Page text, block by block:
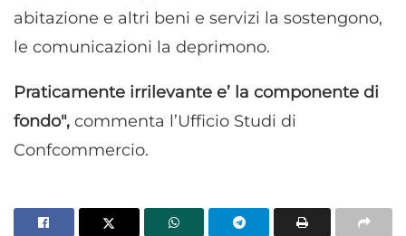
abitazione e altri beni e servizi la sostengono,
le comunicazioni la deprimono.
Praticamente irrilevante e’ la componente di
fondo", commenta l’Ufficio Studi di
Confcommercio.